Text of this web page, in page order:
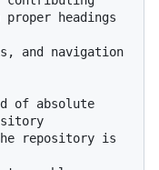
headings
and navigation
of absolute
repository is